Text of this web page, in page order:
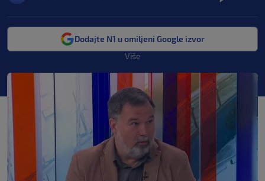
Dodajte N1 u omiljeni Google izvor
Više